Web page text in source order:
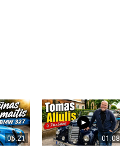
06:21 01:08